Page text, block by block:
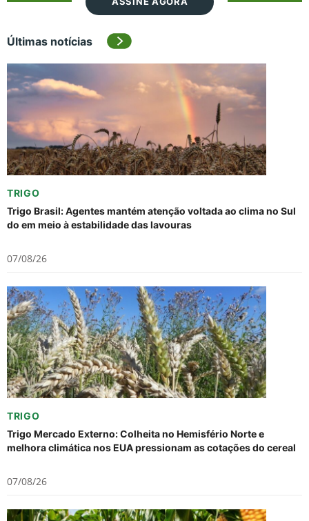
Últimas notícias
TRIGO
Trigo Brasil: Agentes mantém atenção voltada ao clima no Sul
do em meio à estabilidade das lavouras
07/08/26
TRIGO
Trigo Mercado Externo: Colheita no Hemisfério Norte e
melhora climática nos EUA pressionam as cotações do cereal
07/08/26